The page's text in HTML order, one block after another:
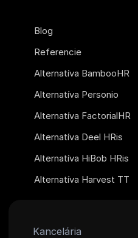
Blog
Referencie
Alternatíva BambooHR
Alternatíva Personio
Alternatíva FactorialHR
Alternatíva Deel HRis
Alternatíva HiBob HRis
Alternatíva Harvest TT
Kancelária